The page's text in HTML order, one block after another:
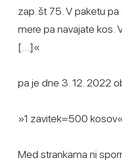
zap. št 75. V paketu
mere pa navajate kos.
[…]«
pa je dne 3. 12. 2022
»1 zavitek=500
Med strankama ni